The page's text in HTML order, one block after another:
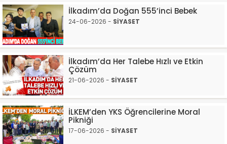
İlkadım’da Doğan 555’inci Bebek
24-06-2026 - SİYASET
İlkadım’da Her Talebe Hızlı ve Etkin
Çözüm
21-06-2026 - SİYASET
İLKEM’den YKS Öğrencilerine Moral
Pikniği
17-06-2026 - SİYASET